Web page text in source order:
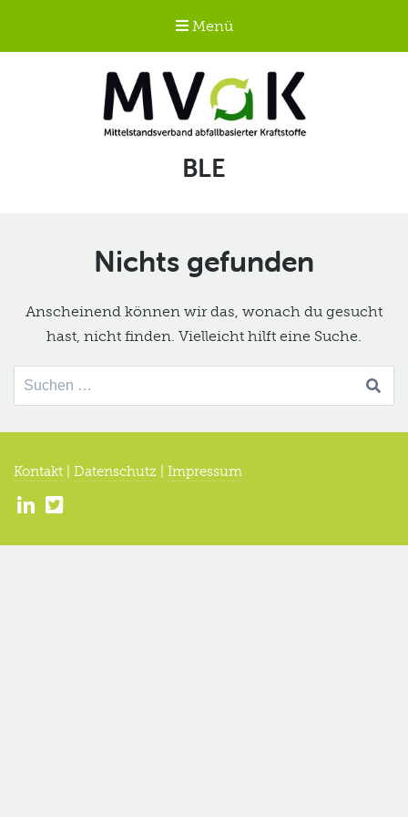
Menü
Mittelstandsverband
abfallbasierter
Schlagwort:
BLE
Nichts gefunden
Anscheinend können wir das, wonach du gesucht
hast, nicht finden. Vielleicht hilft eine Suche.
Suche
nach:
Kontakt Datenschutz Impressum